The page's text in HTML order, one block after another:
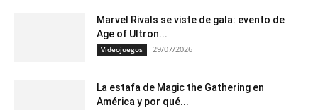
Marvel Rivals se viste de gala: evento de
Age of Ultron...
Videojuegos 29/07/2026
La estafa de Magic the Gathering en
América y por qué...